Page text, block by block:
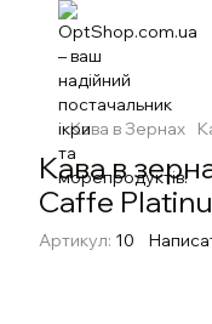
Кава в Зернах
Кава в
Caffe
Артикул: 10